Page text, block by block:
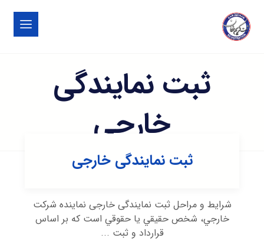
ثبت نمایندگی
خارجی
ثبت نمایندگی خارجی
شرایط و مراحل ثبت نمایندگی خارجی نماينده شركت
خارجي، شخص حقيقي يا حقوقي است كه بر اساس
قرارداد و ثبت ...